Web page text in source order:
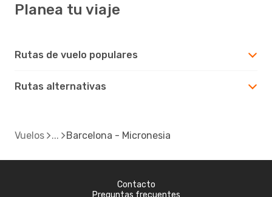
Planea tu viaje
Rutas de vuelo populares
Rutas alternativas
Vuelos Barcelona - Micronesia
Contacto
Preguntas frecuentes